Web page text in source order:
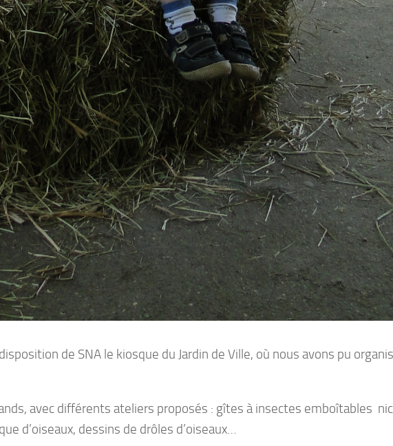
de SNA le kiosque du Jardin de Ville, où nous avons pu
avec différents ateliers proposés : gîtes à insectes emboîtables
d’oiseaux, dessins de drôles d’oiseaux…